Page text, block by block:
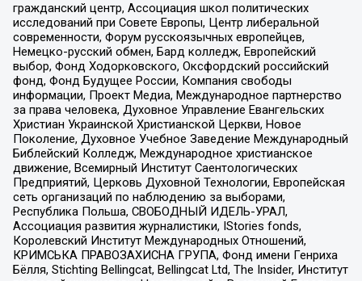
гражданский центр, Ассоциация школ политических
исследований при Совете Европы, Центр либеральной
современности, Форум русскоязычных европейцев,
Немецко-русский обмен, Бард колледж, Европейский
выбор, Фонд Ходорковского, Оксфордский российский
фонд, Фонд Будущее России, Компания свободы
информации, Проект Медиа, Международное партнерство
за права человека, Духовное Управление Евангельских
Христиан Украинской Христианской Церкви, Новое
Поколение, Духовное Учебное Заведение Международный
Библейский Колледж, Международное христианское
движение, Всемирный Институт Саентологических
Предприятий, Церковь Духовной Технологии, Европейская
сеть организаций по наблюдению за выборами,
Республика Польша, СВОБОДНЫЙ ИДЕЛЬ-УРАЛ,
Ассоциация развития журналистики, IStories fonds,
Королевский Институт Международных Отношений,
КРИМСЬКА ПРАВОЗАХИСНА ГРУПА, Фонд имени Генриха
Бёлля, Stichting Bellingcat, Bellingcat Ltd, The Insider, Институт